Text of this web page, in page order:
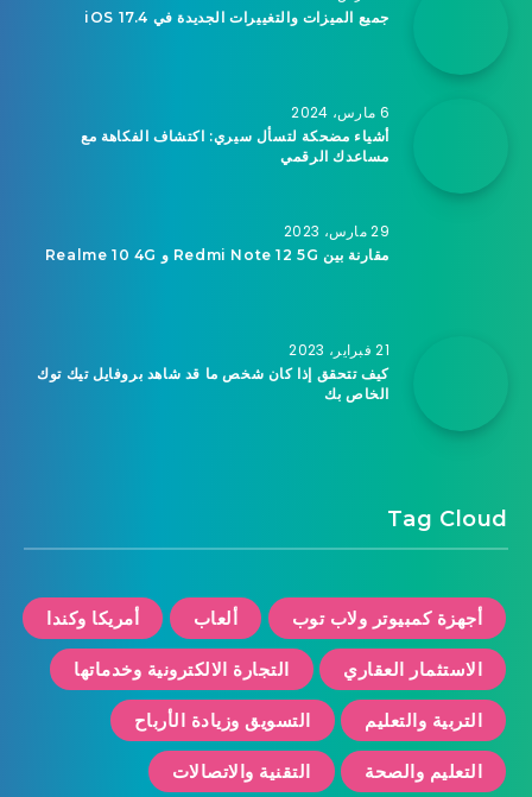
جميع الميزات والتغييرات الجديدة في iOS 17.4
6 مارس، 2024
أشياء مضحكة لتسأل سيري: اكتشاف الفكاهة مع
مساعدك الرقمي
29 مارس، 2023
مقارنة بين Redmi Note 12 5G و Realme 10 4G
21 فبراير، 2023
كيف تتحقق إذا كان شخص ما قد شاهد بروفايل تيك توك
الخاص بك
Tag Cloud
أجهزة كمبيوتر ولاب توب ألعاب أمريكا وكندا
الاستثمار العقاري التجارة الالكترونية وخدماتها
التربية والتعليم التسويق وزيادة الأرباح
التعليم والصحة التقنية والاتصالات